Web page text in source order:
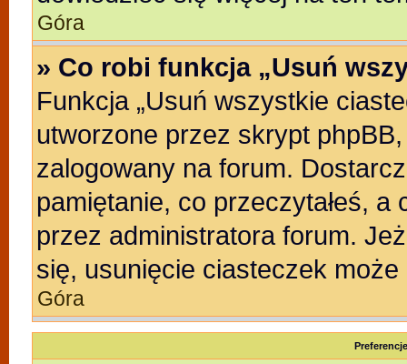
Góra
» Co robi funkcja „Usuń
Funkcja „Usuń wszystkie
utworzone przez skrypt
zalogowany na forum.
pamiętanie, co przeczytałeś, a
przez administratora forum.
się, usunięcie ciasteczek może
Góra